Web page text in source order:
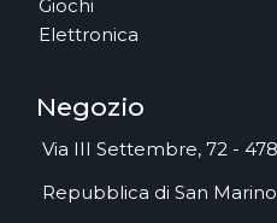
Giochi
Elettronica
Negozio
Via III Settembre, 72 -
Repubblica di San Marino